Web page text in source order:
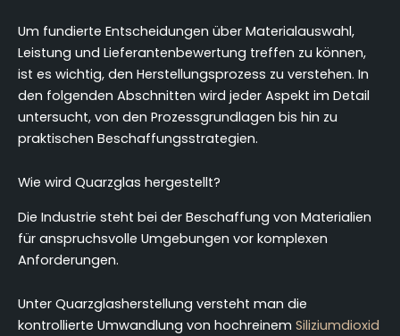
Um fundierte Entscheidungen über Materialauswahl,
Leistung und Lieferantenbewertung treffen zu können,
ist es wichtig, den Herstellungsprozess zu verstehen. In
den folgenden Abschnitten wird jeder Aspekt im Detail
untersucht, von den Prozessgrundlagen bis hin zu
praktischen Beschaffungsstrategien.
Wie wird Quarzglas hergestellt?
Die Industrie steht bei der Beschaffung von Materialien
für anspruchsvolle Umgebungen vor komplexen
Anforderungen.
Unter Quarzglasherstellung versteht man die
kontrollierte Umwandlung von hochreinem Siliziumdioxid